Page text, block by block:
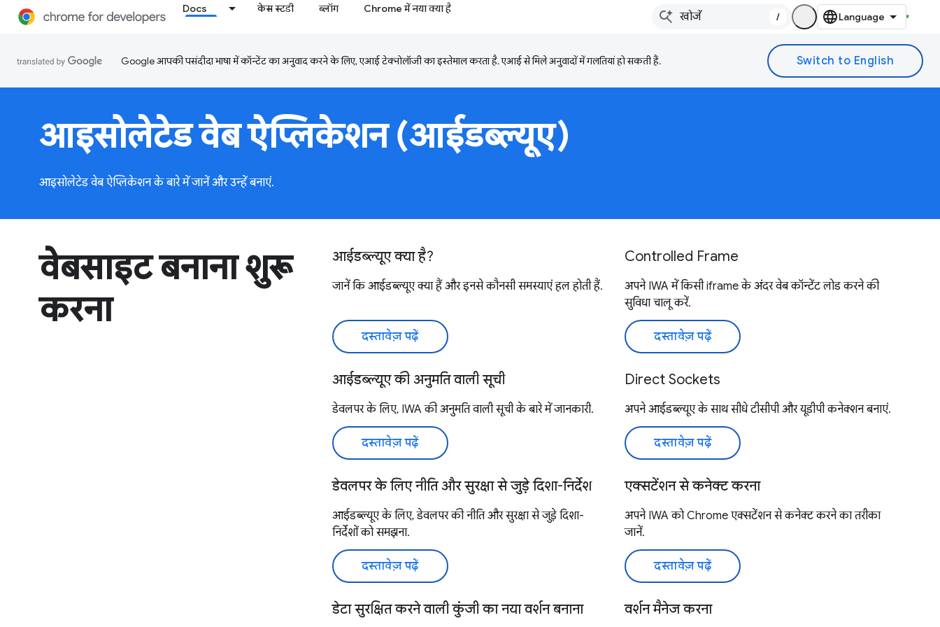
Docs केस स्टडी ब्लॉग Chrome में नया क्या है
/
Google आपकी पसंदीदा भाषा में कॉन्टेंट का अनुवाद करने के लिए, एआई टेक्नोलॉजी का इस्तेमाल करता है. एआई से मिले अनुवादों में गलतियां हो सकती हैं.
आइसोलेटेड वेब ऐप्लिकेशन (आईडब्ल्यूए)
आइसोलेटेड वेब ऐप्लिकेशन के बारे में जानें और उन्हें बनाएं.
वेबसाइट बनाना शुरू
करना
आईडब्ल्यूए क्या है?
जानें कि आईडब्ल्यूए क्या हैं और इनसे कौनसी समस्याएं हल होती हैं.
दस्तावेज़ पढ़ें
Controlled Frame
अपने IWA में किसी iframe के अंदर वेब कॉन्टेंट लोड करने की
सुविधा चालू करें.
दस्तावेज़ पढ़ें
आईडब्ल्यूए की अनुमति वाली सूची
डेवलपर के लिए, IWA की अनुमति वाली सूची के बारे में जानकारी.
दस्तावेज़ पढ़ें
Direct Sockets
अपने आईडब्ल्यूए के साथ सीधे टीसीपी और यूडीपी कनेक्शन बनाएं.
दस्तावेज़ पढ़ें
डेवलपर के लिए नीति और सुरक्षा से जुड़े दिशा-निर्देश
आईडब्ल्यूए के लिए, डेवलपर की नीति और सुरक्षा से जुड़े दिशा-
निर्देशों को समझना.
दस्तावेज़ पढ़ें
एक्सटेंशन से कनेक्ट करना
अपने IWA को Chrome एक्सटेंशन से कनेक्ट करने का तरीका
जानें.
दस्तावेज़ पढ़ें
डेटा सुरक्षित करने वाली कुंजी का नया वर्शन बनाना वर्शन मैनेज करना